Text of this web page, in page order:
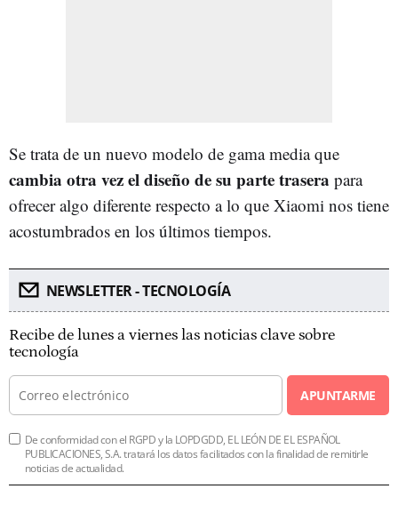
Se trata de un nuevo modelo de gama media que
cambia otra vez el diseño de su parte trasera para
ofrecer algo diferente respecto a lo que Xiaomi nos tiene
acostumbrados en los últimos tiempos.
NEWSLETTER - TECNOLOGÍA
Recibe de lunes a viernes las noticias clave sobre
tecnología
APUNTARME
De conformidad con el RGPD y la LOPDGDD, EL LEÓN DE EL ESPAÑOL
PUBLICACIONES, S.A. tratará los datos facilitados con la finalidad de remitirle
noticias de actualidad.